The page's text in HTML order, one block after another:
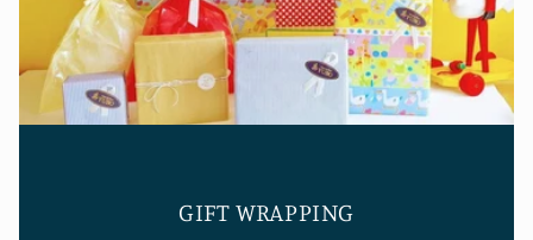
GIFT WRAPPING